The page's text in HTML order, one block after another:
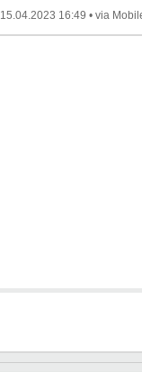
15.04.2023 16:49 •